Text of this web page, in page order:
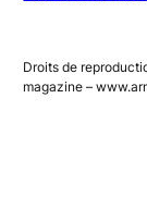
Droits de